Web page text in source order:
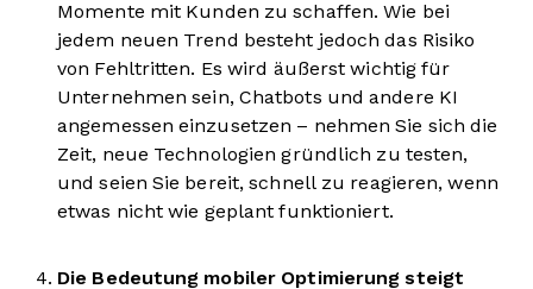
Momente mit Kunden zu schaffen. Wie bei
jedem neuen Trend besteht jedoch das Risiko
von Fehltritten. Es wird äußerst wichtig für
Unternehmen sein, Chatbots und andere KI
angemessen einzusetzen – nehmen Sie sich die
Zeit, neue Technologien gründlich zu testen,
und seien Sie bereit, schnell zu reagieren, wenn
etwas nicht wie geplant funktioniert.
Die Bedeutung mobiler Optimierung steigt